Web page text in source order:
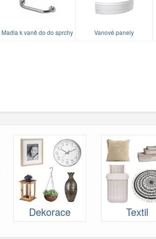
Madla k vaně do do sprchy Vanové panely
Dekorace Textil